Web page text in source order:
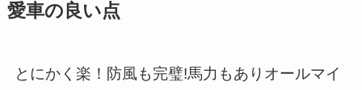
愛車の良い点
とにかく楽！防風も完璧!馬力もありオールマイ